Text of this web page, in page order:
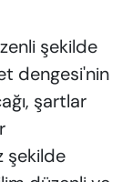
şekilde
dengesi'nin
şartlar
şekilde